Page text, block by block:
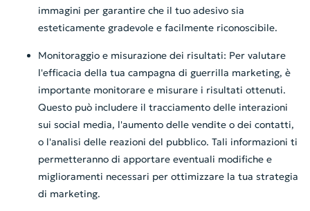
immagini per garantire che il tuo adesivo sia
esteticamente gradevole e facilmente riconoscibile.
Monitoraggio e misurazione dei risultati: Per valutare
l'efficacia della tua campagna di guerrilla marketing, è
importante monitorare e misurare i risultati ottenuti.
Questo può includere il tracciamento delle interazioni
sui social media, l'aumento delle vendite o dei contatti,
o l'analisi delle reazioni del pubblico. Tali informazioni ti
permetteranno di apportare eventuali modifiche e
miglioramenti necessari per ottimizzare la tua strategia
di marketing.